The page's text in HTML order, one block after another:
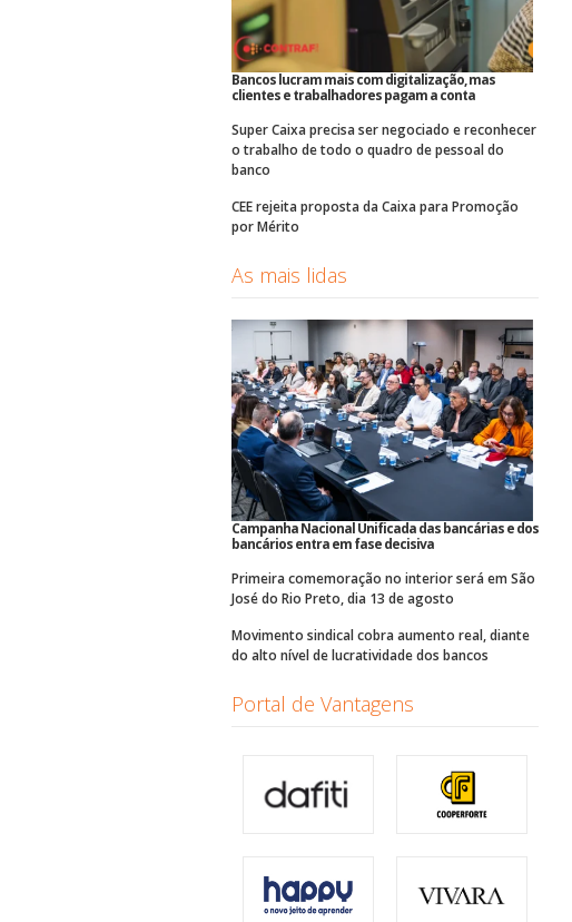
Bancos lucram mais com digitalização, mas
clientes e trabalhadores pagam a conta
Super Caixa precisa ser negociado e reconhecer
o trabalho de todo o quadro de pessoal do
banco
CEE rejeita proposta da Caixa para Promoção
por Mérito
As mais lidas
Campanha Nacional Unificada das bancárias e dos
bancários entra em fase decisiva
Primeira comemoração no interior será em São
José do Rio Preto, dia 13 de agosto
Movimento sindical cobra aumento real, diante
do alto nível de lucratividade dos bancos
Portal de Vantagens